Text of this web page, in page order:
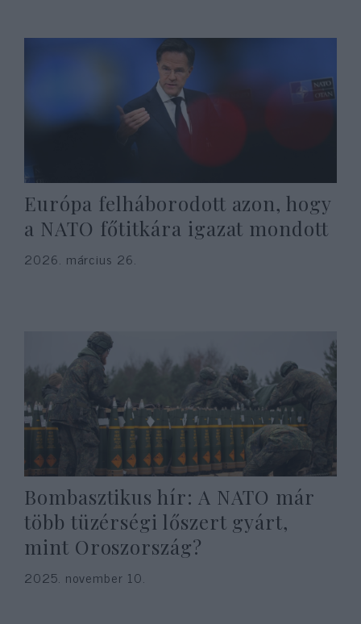
Európa felháborodott azon, hogy
a NATO főtitkára igazat mondott
2026. március 26.
Bombasztikus hír: A NATO már
több tüzérségi lőszert gyárt,
mint Oroszország?
2025. november 10.